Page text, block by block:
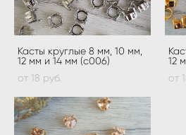
Касты круглые 8 мм, 10 мм,
12 мм и 14 мм (c006)
от 18 pуб.
12
от